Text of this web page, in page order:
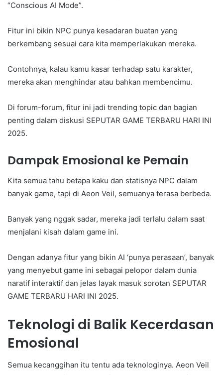
“Conscious AI Mode”.
Fitur ini bikin NPC punya kesadaran buatan yang
berkembang sesuai cara kita memperlakukan mereka.
Contohnya, kalau kamu kasar terhadap satu karakter,
mereka akan menghindar atau bahkan membencimu.
Di forum-forum, fitur ini jadi trending topic dan bagian
penting dalam diskusi SEPUTAR GAME TERBARU HARI INI
2025.
Dampak Emosional ke Pemain
Kita semua tahu betapa kaku dan statisnya NPC dalam
banyak game, tapi di Aeon Veil, semuanya terasa berbeda.
Banyak yang nggak sadar, mereka jadi terlalu dalam saat
menjalani kisah dalam game ini.
Dengan adanya fitur yang bikin AI ‘punya perasaan’, banyak
yang menyebut game ini sebagai pelopor dalam dunia
naratif interaktif dan jelas layak masuk sorotan SEPUTAR
GAME TERBARU HARI INI 2025.
Teknologi di Balik Kecerdasan
Emosional
Semua kecanggihan itu tentu ada teknologinya. Aeon Veil